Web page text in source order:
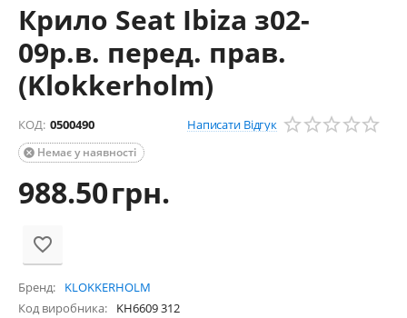
Крило Seat Ibiza з02-
09р.в. перед. прав.
(Klokkerholm)
КОД: 0500490 Написати Відгук
Немає у наявності

988.50грн.
Бренд
KLOKKERHOLM
Код виробника
KH6609 312